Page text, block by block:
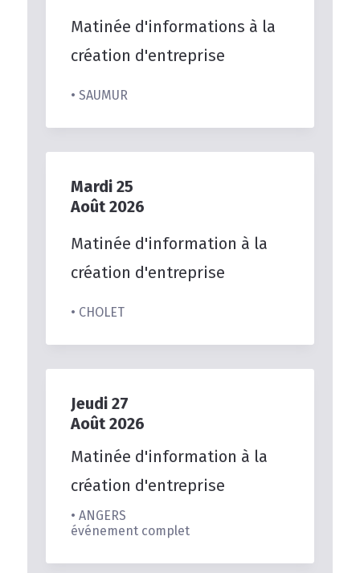
Matinée d'informations à la
création d'entreprise
• SAUMUR
Mardi 25
Août 2026
Matinée d'information à la
création d'entreprise
• CHOLET
Jeudi 27
Août 2026
Matinée d'information à la
création d'entreprise
• ANGERS
événement complet